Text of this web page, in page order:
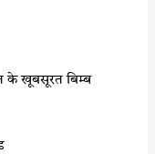
के खूबसूरत बिम्ब